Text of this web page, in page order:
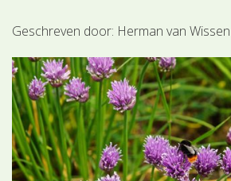
Determineren
Geschreven door: Herman van Wissen